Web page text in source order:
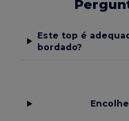
Este top é
bordado?